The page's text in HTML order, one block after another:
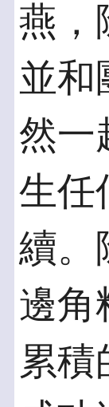
燕，
並和
然一
生任
續。
邊角
累